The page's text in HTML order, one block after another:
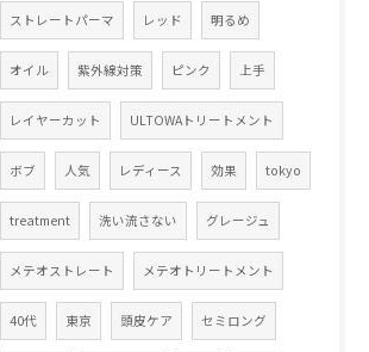
ストレートパーマ レッド 明るめ
オイル 紫外線対策 ピンク 上手
レイヤーカット ULTOWAトリートメント
ボブ 人気 レディース 効果 tokyo
treatment 洗い流さない グレージュ
メテオストレート メテオトリートメント
40代 東京 頭皮ケア セミロング